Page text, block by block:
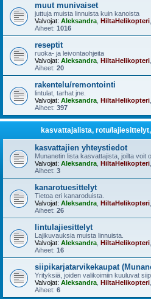
muut munivaiset
juttuja muista linnuista kuin kanoista
Valvojat: Aleksandra HiltaHelikopteri
Aiheet: 1016
reseptit
ruoka- ja leivontaohjeita
Valvojat: Aleksandra HiltaHelikopteri
Aiheet: 20
rakentelu/remontointi
lintulat, tarhat jne.
Valvojat: Aleksandra HiltaHelikopteri
Aiheet: 397
kasvattajalista, rotu/
kasvattajien yhteystiedot
Munanetin lista kasvattajista, joilta voit
Valvojat: Aleksandra HiltaHelikopteri
Aiheet: 3
kanarotuesittelyt
Tietoa eri kanaroduista.
Valvojat: Aleksandra HiltaHelikopteri
Aiheet: 26
lintulajiesittelyt
Lajikuvauksia muista linnuista.
Valvojat: Aleksandra HiltaHelikopteri
Aiheet: 16
siipikarjatarvikekaupat
Yrityksiä, joiden valikoimiin kuuluvat
Valvojat: Aleksandra HiltaHelikopteri
Aiheet: 6